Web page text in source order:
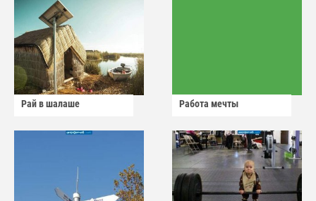
Рай в шалаше Работа мечты